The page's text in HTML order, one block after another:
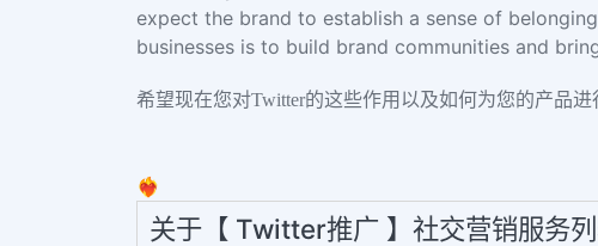
expect the brand to establish a sense of
businesses is to build brand communities and
希望现在您对Twitter的这些作用以及如何为您的产品进
❤️‍🔥
关于【 Twitter推广 】社交营销服务